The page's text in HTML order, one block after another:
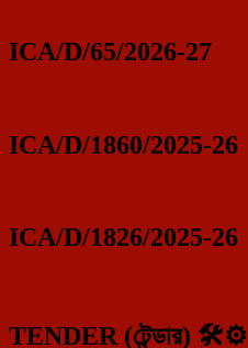
ICA/D/65/2026-27
ICA/D/1860/2025-26
ICA/D/1826/2025-26
TENDER (টেন্ডার) 🛠️⚙️